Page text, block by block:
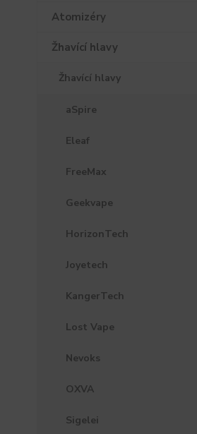
Atomizéry
Žhavící hlavy
Žhavící hlavy
aSpire
Eleaf
FreeMax
Geekvape
HorizonTech
Joyetech
KangerTech
Lost Vape
Nevoks
OXVA
Sigelei